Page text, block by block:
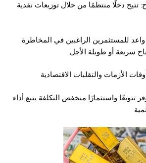
تتيح دخلًا منتظمًا من خلال توزيعات نقدية
واعد للمستثمرين الراغبين في المخاطرة
تنويعًا واستثمارًا منخفض التكلفة يتبع أداء